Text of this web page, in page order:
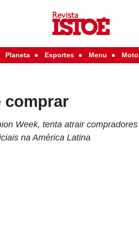
Planeta Esportes Menu
comprar
Week, tenta atrair
na América Latina